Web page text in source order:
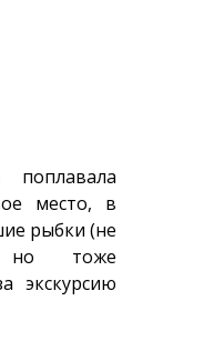
место, в
рыбки (не
но тоже
экскурсию